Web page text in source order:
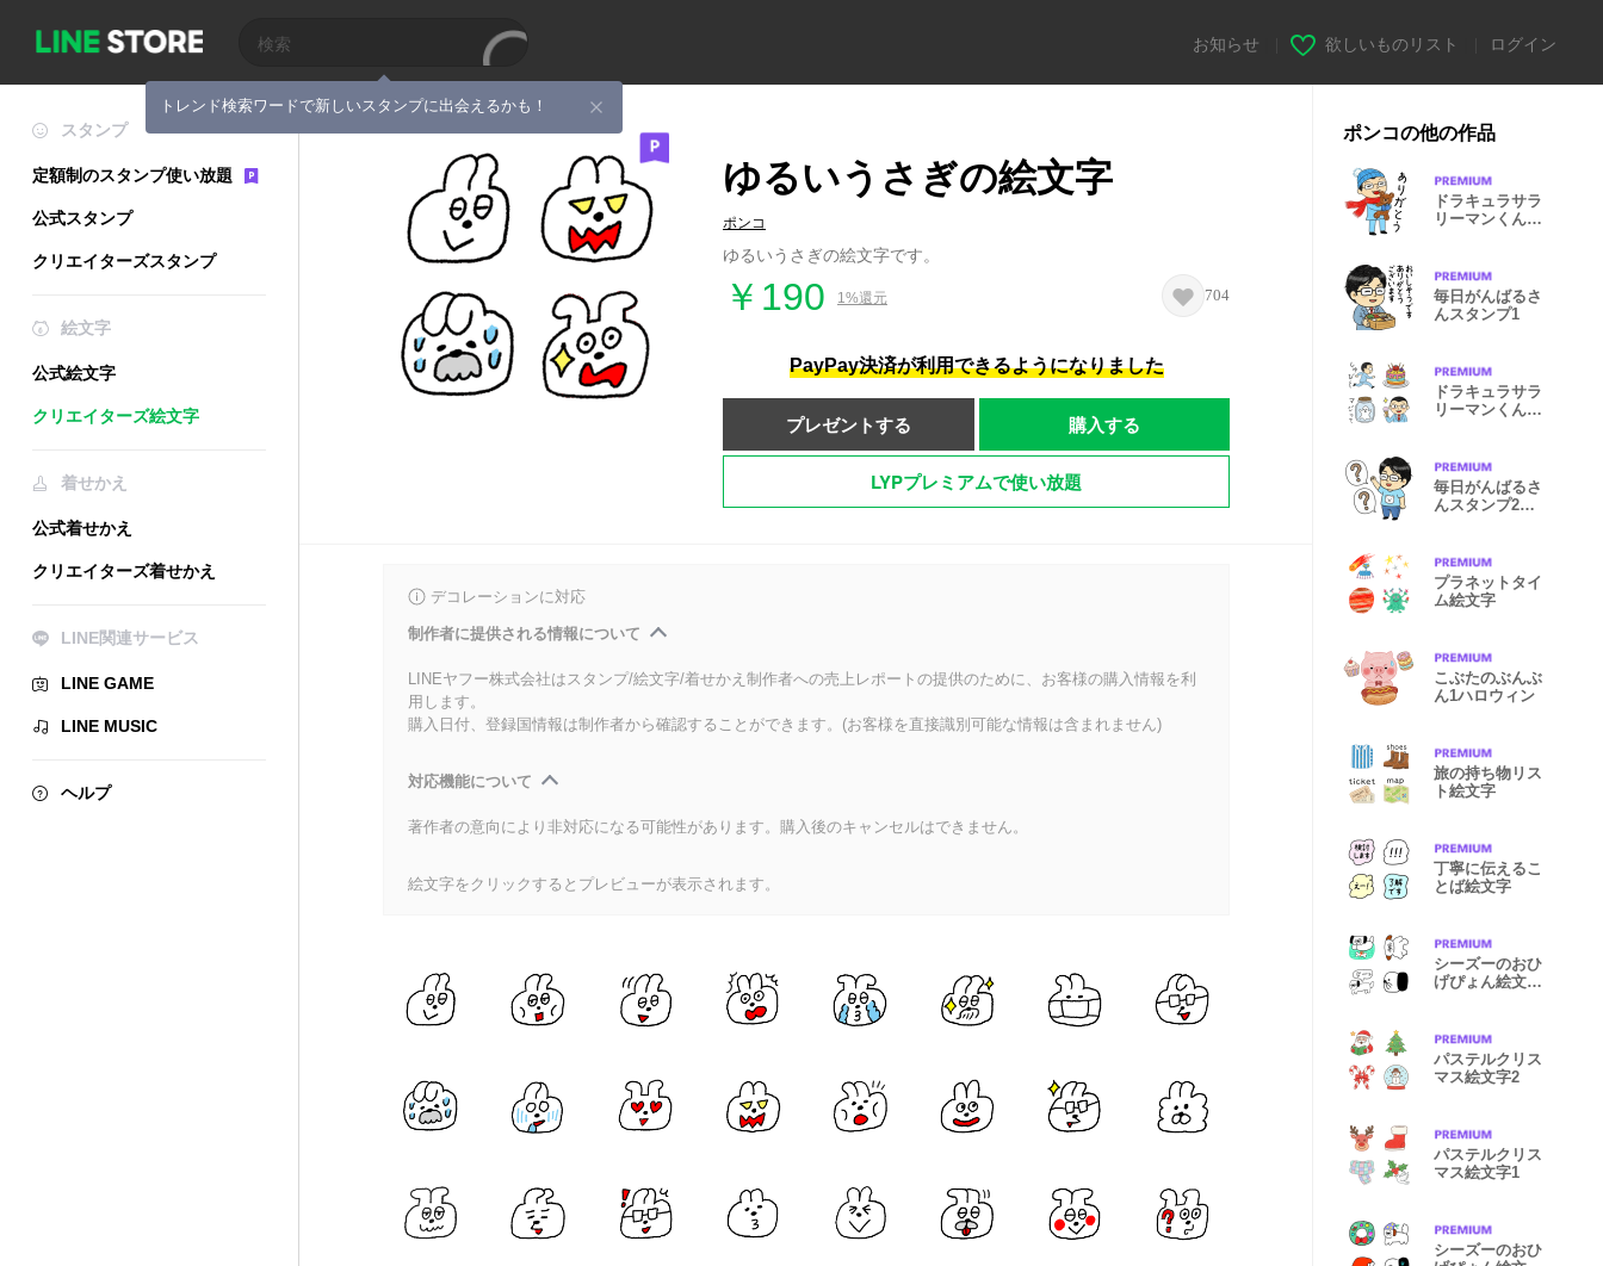
トレンド検索ワードで新しいスタンプに出会えるかも！
お知らせ 欲しいものリスト ログイン
スタンプ
定額制のスタンプ使い放題
公式スタンプ
クリエイターズスタンプ
絵文字
公式絵文字
クリエイターズ絵文字
着せかえ
公式着せかえ
クリエイターズ着せかえ
LINE関連サービス
LINE GAME
LINE MUSIC
ヘルプ
ゆるいうさぎの絵文字
ポンコ
ゆるいうさぎの絵文字です。
￥190 1%還元 704
PayPay決済が利用できるようになりました
プレゼントする 購入する
LYPプレミアムで使い放題
デコレーションに対応
制作者に提供される情報について
LINEヤフー株式会社はスタンプ/絵文字/着せかえ制作者への売上レポートの提供のために、お客様の購入情報を利
用します。
購入日付、登録国情報は制作者から確認することができます。(お客様を直接識別可能な情報は含まれません)
対応機能について
著作者の意向により非対応になる可能性があります。購入後のキャンセルはできません。
絵文字をクリックするとプレビューが表示されます。
ポンコの他の作品
ドラキュラサラ
リーマンくん2
毎日がんばるさ
んスタンプ1
ドラキュラサラ
リーマンくん絵
毎日がんばるさ
んスタンプ2休
プラネットタイ
ム絵文字
こぶたのぶんぶ
ん1ハロウィン
旅の持ち物リス
ト絵文字
丁寧に伝えるこ
とば絵文字
シーズーのおひ
げぴょん絵文字
パステルクリス
マス絵文字2
パステルクリス
マス絵文字1
シーズーのおひ